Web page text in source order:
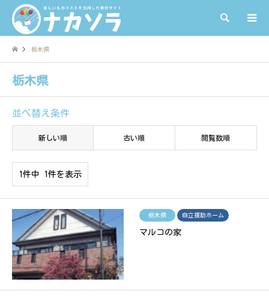
検索
栃木県
栃木県
並べ替え条件
新しい順 古い順 閲覧数順
1件中 1件を表示
栃木県 自立援助ホーム
マルコの家